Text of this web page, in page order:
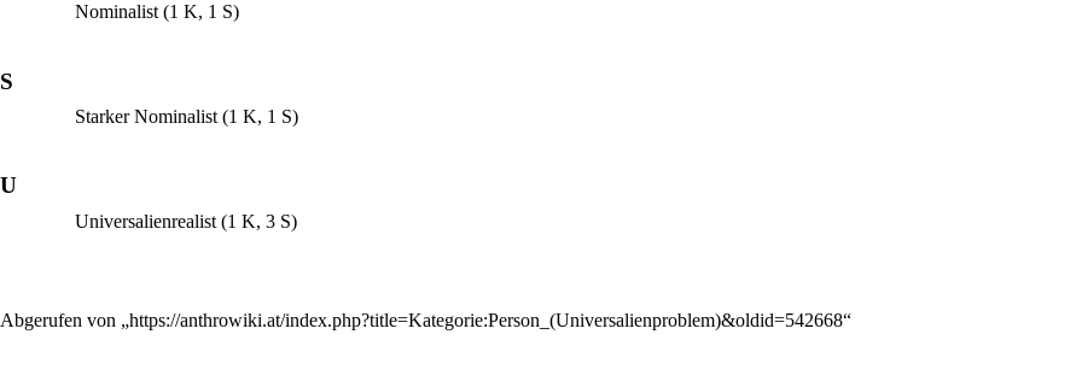
Nominalist (1 K, 1 S)
S
Starker Nominalist (1 K, 1 S)
U
Universalienrealist (1 K, 3 S)
Abgerufen von „https://anthrowiki.at/index.php?title=Kategorie:Person_(Universalienproblem)&oldid=542668“